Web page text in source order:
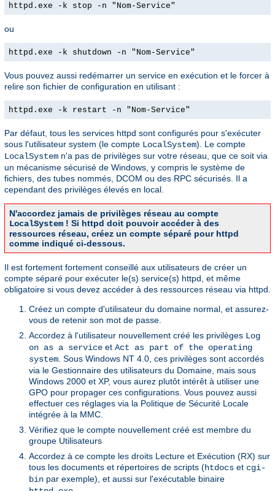
httpd.exe -k stop -n "Nom-Service"
ou
httpd.exe -k shutdown -n "Nom-Service"
Vous pouvez aussi redémarrer un service en exécution et le forcer à
relire son fichier de configuration en utilisant :
httpd.exe -k restart -n "Nom-Service"
Par défaut, tous les services httpd sont configurés pour s'exécuter
sous l'utilisateur system (le compte LocalSystem). Le compte
LocalSystem n'a pas de privilèges sur votre réseau, que ce soit via
un mécanisme sécurisé de Windows, y compris le système de
fichiers, des tubes nommés, DCOM ou des RPC sécurisés. Il a
cependant des privilèges élevés en local.
N'accordez jamais de privilèges réseau au compte
LocalSystem ! Si httpd doit pouvoir accéder à des
ressources réseau, créez un compte séparé pour httpd
comme indiqué ci-dessous.
Il est fortement fortement conseillé aux utilisateurs de créer un
compte séparé pour exécuter le(s) service(s) httpd, et même
obligatoire si vous devez accéder à des ressources réseau via httpd.
Créez un compte d'utilisateur du domaine normal, et assurez-
vous de retenir son mot de passe.
Accordez à l'utilisateur nouvellement créé les privilèges Log
on as a service et Act as part of the operating
system . Sous Windows NT 4.0, ces privilèges sont accordés
via le Gestionnaire des utilisateurs du Domaine, mais sous
Windows 2000 et XP, vous aurez plutôt intérêt à utiliser une
GPO pour propager ces configurations. Vous pouvez aussi
effectuer ces réglages via la Politique de Sécurité Locale
intégrée à la MMC.
Vérifiez que le compte nouvellement créé est membre du
groupe Utilisateurs
Accordez à ce compte les droits Lecture et Exécution (RX) sur
tous les documents et répertoires de scripts (htdocs et cgi-
bin par exemple), et aussi sur l'exécutable binaire